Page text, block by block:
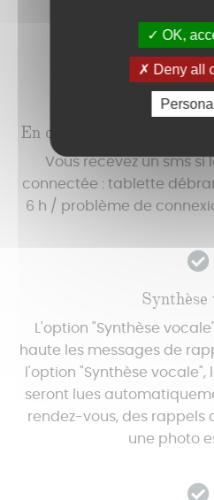
En cas de déconnexion,
Vous recevez un sms
connectée : tablette
6 h / problème de
Synthèse
L'option "Synthèse
haute les messages de
l'option "Synthèse
seront lues
rendez-vous, des rappels
une photo
OK,
Deny all